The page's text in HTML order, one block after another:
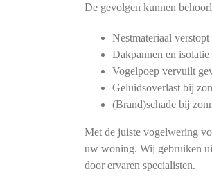
De gevolgen kunnen
Nestmateriaal
Dakpannen en isolatie
Vogelpoep vervuilt
Geluidsoverlast bij
(Brand)schade bij
Met de juiste vogelwering
uw woning. Wij gebruiken
door ervaren specialisten.